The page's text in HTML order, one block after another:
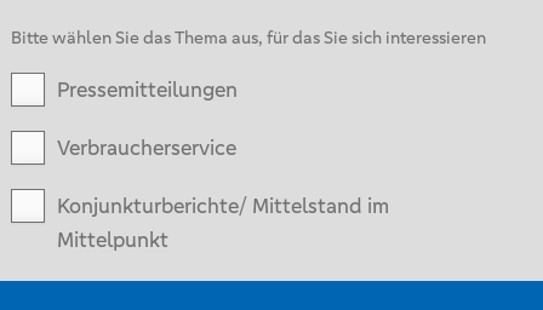
Bitte wählen Sie das Thema aus, für das Sie sich interessieren
Pressemitteilungen
Verbraucherservice
Konjunkturberichte/ Mittelstand im
Mittelpunkt